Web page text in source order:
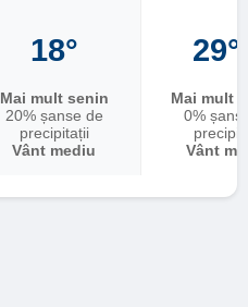
18°
Mai mult senin
20% șanse de
precipitații
Vânt mediu
Mai mult
0%
Vânt